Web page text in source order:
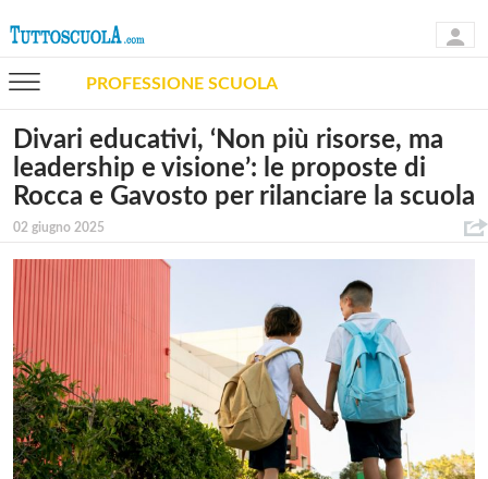
PROFESSIONE SCUOLA
Divari educativi, ‘Non più risorse, ma
leadership e visione’: le proposte di
Rocca e Gavosto per rilanciare la scuola
02 giugno 2025